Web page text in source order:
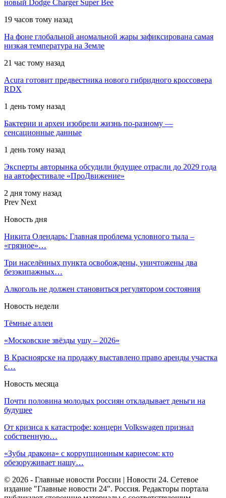
новый Dodge Charger Super Bee
19 часов тому назад
На фоне глобальной аномальной жары зафиксирована самая
низкая температура на Земле
21 час тому назад
Acura готовит предвестника нового гибридного кроссовера
RDX
1 день тому назад
Бактерии и археи изобрели жизнь по-разному —
сенсационные данные
1 день тому назад
Эксперты авторынка обсудили будущее отрасли до 2029 года
на автофестивале «ПроДвижение»
2 дня тому назад
Prev Next
Новость дня
Никита Олендарь: Главная проблема условного тыла –
«грязное»…
Три населённых пункта освобождены, уничтожены два
безэкипажных…
Алкоголь не должен становиться регулятором состояния
Новость недели
Тёмные аллеи
«Московские звёзды ушу – 2026»
В Красноярске на продажу выставлено право аренды участка
с…
Новость месяца
Почти половина молодых россиян откладывает деньги на
будущее
От кризиса к катастрофе: концерн Volkswagen признал
собственную…
«Зубы дракона» с коррупционным кариесом: кто
обезоруживает нашу…
© 2026 - Главные новости России | Новости 24. Сетевое
издание "Главные новости 24". Россия. Редакторы портала